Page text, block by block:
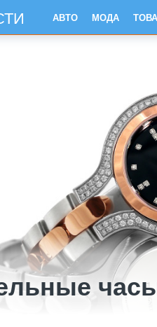
АВТО МОДА